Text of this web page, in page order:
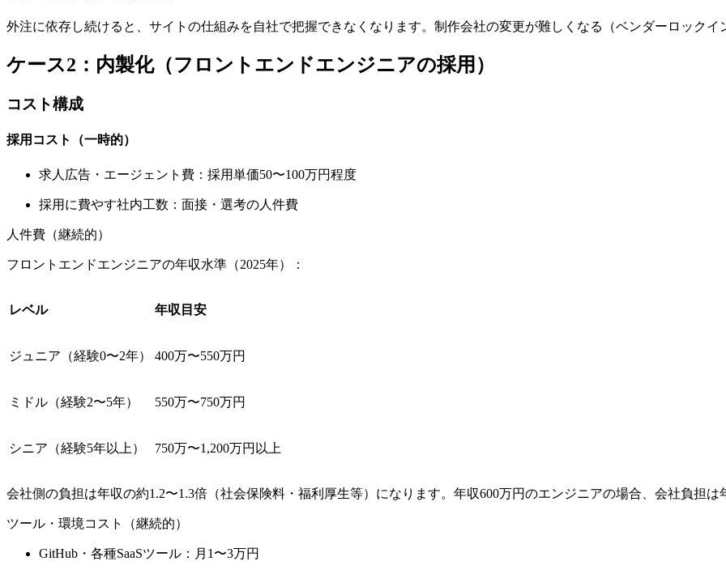
外注に依存し続けると、サイトの仕組みを自社で把握できなくなります。制作会社の変更が難しくなる（ベンダーロックイ
ケース2：内製化（フロントエンドエンジニアの採用）
コスト構成
採用コスト（一時的）
求人広告・エージェント費：採用単価50〜100万円程度
採用に費やす社内工数：面接・選考の人件費
人件費（継続的）
フロントエンドエンジニアの年収水準（2025年）：
レベル 年収目安
ジュニア（経験0〜2年） 400万〜550万円
ミドル（経験2〜5年） 550万〜750万円
シニア（経験5年以上） 750万〜1,200万円以上
会社側の負担は年収の約1.2〜1.3倍（社会保険料・福利厚生等）になります。年収600万円のエンジニアの場合、会社負担は
ツール・環境コスト（継続的）
GitHub・各種SaaSツール：月1〜3万円